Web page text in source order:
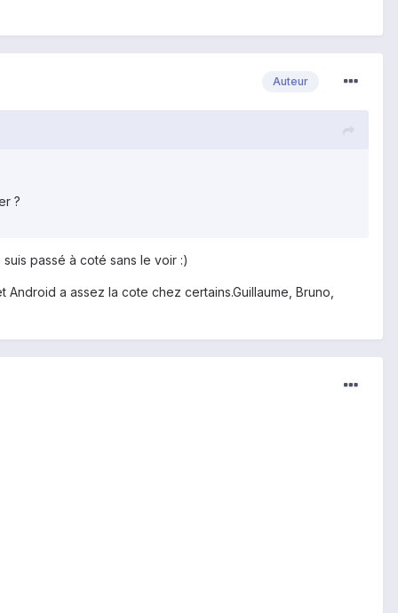
Auteur
?
passé à coté sans le voir :)
a assez la cote chez certains.Guillaume, Bruno,